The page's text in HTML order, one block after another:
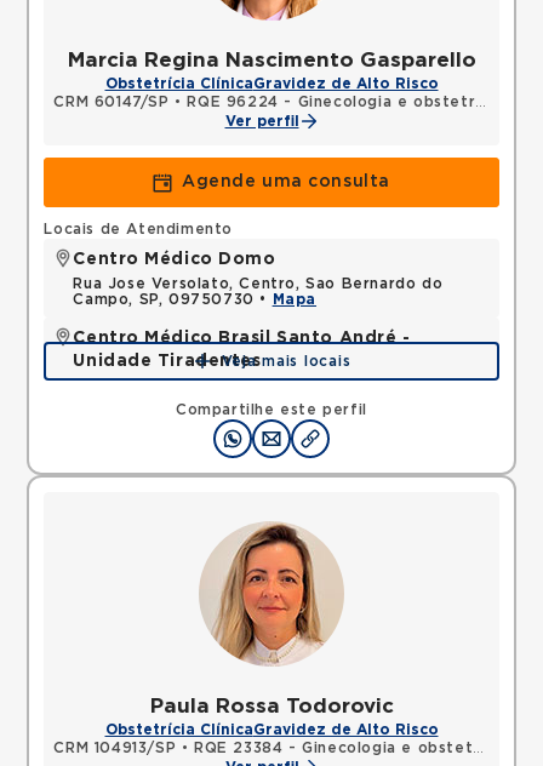
Marcia Regina Nascimento Gasparello
Obstetrícia ClínicaGravidez de Alto Risco
CRM 60147/SP •
RQE 96224 - Ginecologia e obstetrícia
Ver perfil
Agende uma consulta
Compartilhe este perfil
Locais de Atendimento
Centro Médico Domo
Rua Jose Versolato, Centro, Sao Bernardo do
Campo, SP, 09750730 •
Mapa
Centro Médico Brasil Santo André -
Unidade Tiradentes
Rua Tiradentes, Vila Dora, Santo Andre, SP,
09030560 •Mapa
Veja mais locais
Paula Rossa Todorovic
Obstetrícia ClínicaGravidez de Alto Risco
CRM 104913/SP • RQE 23384 - Ginecologia e obstetrícia